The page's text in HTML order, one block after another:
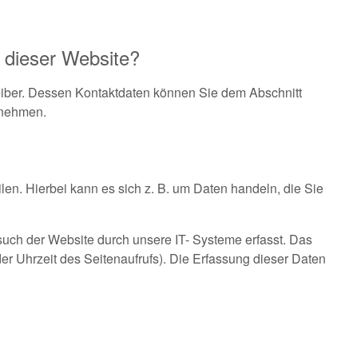
Website?
Dessen Kontaktdaten können Sie dem Abschnitt
Hierbei kann es sich z. B. um Daten handeln, die Sie
der Website durch unsere IT- Systeme erfasst. Das
Uhrzeit des Seitenaufrufs). Die Erfassung dieser Daten